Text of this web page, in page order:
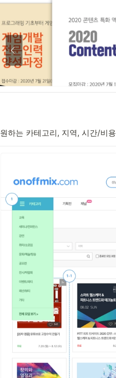
원하는 카테고리, 지역, 시간/비